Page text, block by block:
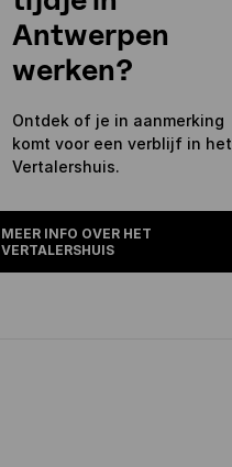
Antwerpen
werken?
Ontdek of je in aanmerking
komt voor een verblijf in het
Vertalershuis.
MEER INFO OVER HET
VERTALERSHUIS